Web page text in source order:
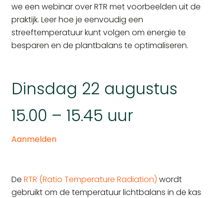
we een webinar over RTR met voorbeelden uit de
praktijk. Leer hoe je eenvoudig een
streeftemperatuur kunt volgen om energie te
besparen en de plantbalans te optimaliseren.
Dinsdag 22 augustus
15.00 – 15.45 uur
Aanmelden
De RTR (Ratio Temperature Radiation) wordt
gebruikt om de temperatuur lichtbalans in de kas